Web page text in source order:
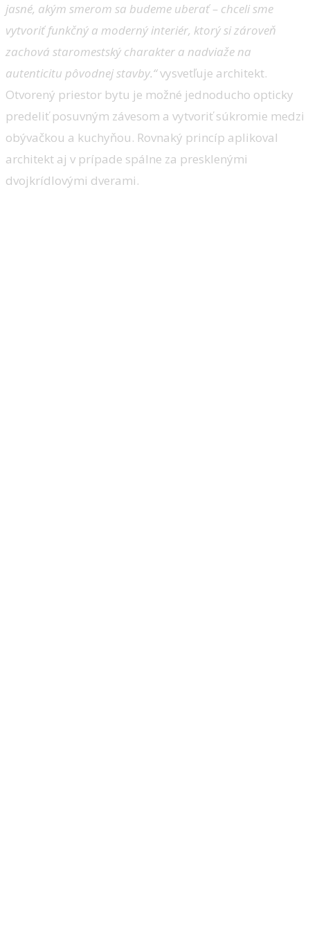
jasné, akým smerom sa budeme uberať – chceli sme
vytvoriť funkčný a moderný interiér, ktorý si zároveň
zachová staromestský charakter a nadviaže na
autenticitu pôvodnej stavby.“vysvetľuje architekt.
Otvorený priestor bytu je možné jednoducho opticky
predeliť posuvným závesom a vytvoriť súkromie medzi
obývačkou a kuchyňou. Rovnaký princíp aplikoval
architekt aj v prípade spálne za presklenými
dvojkrídlovými dverami.